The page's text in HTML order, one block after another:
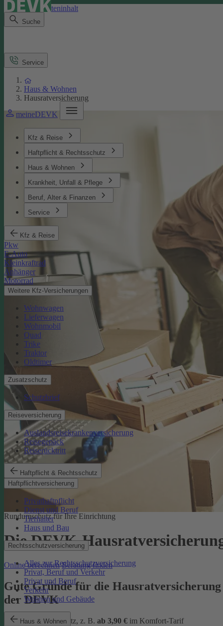
Direkt zum Seiteninhalt
Suche
meineDEVK
Kfz & Reise
Haftpflicht & Rechtsschutz
Haus & Wohnen
Krankheit, Unfall & Pflege
Beruf, Alter & Finanzen
Service
Kfz & Reise
Pkw
E-Auto
Kleinkraftrad
Anhänger
Motorrad
Weitere Kfz-Versicherungen
Wohnwagen
Lieferwagen
Wohnmobil
Quad
Trike
Traktor
Oldtimer
Zusatzschutz
Schutzbrief
Reiseversicherung
Auslandsreisekrankenversicherung
Reisegepäck
Reiserücktritt
Haftpflicht & Rechtsschutz
Haftpflichtversicherung
Privathaftpflicht
Dienst und Beruf
Tierhalter
Haus und Bau
Rechtsschutzversicherung
Alles zur Rechtsschutzversicherung
Privat, Beruf und Verkehr
Privat und Beruf
Verkehr
Wohnen und Gebäude
Haus & Wohnen
Service
Haus & Wohnen
Hausratversicherung
Rundumschutz für Ihre Einrichtung
Die DEVK-
Online berechnen Beratung finden
Gute Gründe für die Hausratversicherung
der DEVK
günstiger Schutz, z. B. ab 3,90 € im Komfort-Tarif